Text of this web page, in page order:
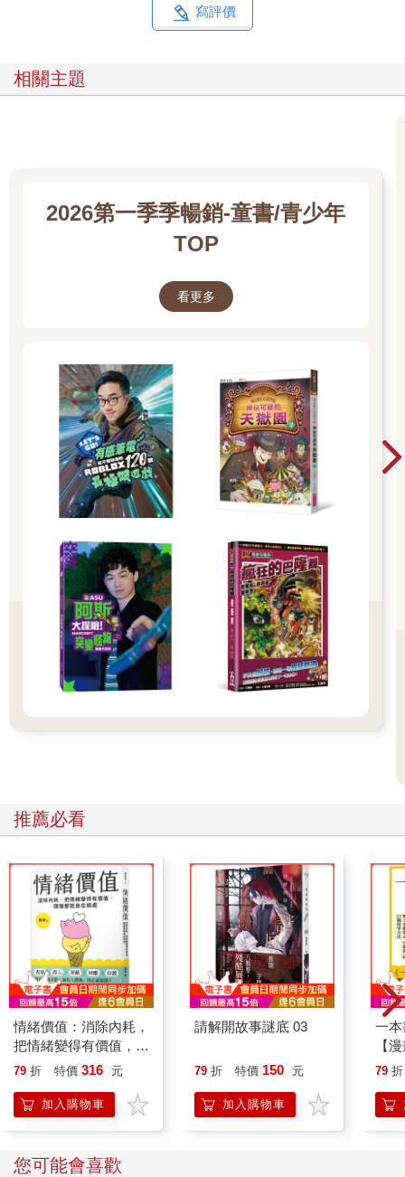
寫評價
相關主題
2026第一季季暢銷-童書/青少年
TOP
看更多
推薦必看
情緒價值：消除內耗，
把情緒變得有價值，跟
誰都能自在相處
79 折 特價 316 元
加入購物車
請解開故事謎底 03
79 折 特價 150 元
加入購物車
一
【
行
「
學方
79 折
您可能會喜歡